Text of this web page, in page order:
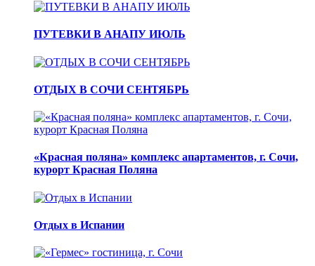
ПУТЕВКИ В АНАПУ ИЮЛЬ
ОТДЫХ В СОЧИ СЕНТЯБРЬ
«Красная поляна» комплекс апартаментов, г. Сочи,
курорт Красная Поляна
Отдых в Испании